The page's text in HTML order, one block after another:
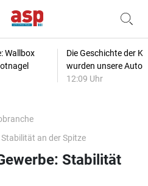
Wallbox
Die Geschichte der
wurden unsere
12:09 Uhr
an der Spitze
Stabilität